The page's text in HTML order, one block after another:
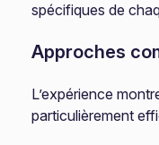
spécifiques de
Approches
L’expérience
particulièrement